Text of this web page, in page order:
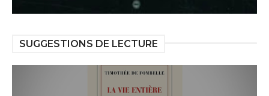
SUGGESTIONS DE LECTURE